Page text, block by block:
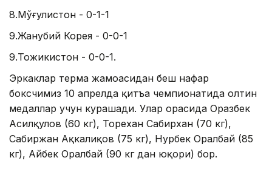
8.Мўғулистон - 0-1-1
9.Жанубий Корея - 0-0-1
9.Тожикистон - 0-0-1.
Эркаклар терма жамоасидан беш нафар
боксчимиз 10 апрелда қитъа чемпионатида олтин
медаллар учун курашади. Улар орасида Оразбек
Асилқулов (60 кг), Торехан Сабирхан (70 кг),
Сабиржан Ақкалиқов (75 кг), Нурбек Оралбай (85
кг), Айбек Оралбай (90 кг дан юқори) бор.